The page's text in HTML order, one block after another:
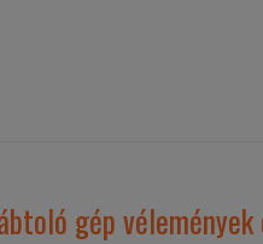
gép